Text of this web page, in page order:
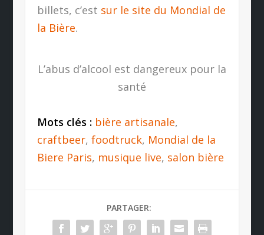
billets, c’est sur le site du Mondial de
la Bière.
L’abus d’alcool est dangereux pour la
santé
Mots clés : bière artisanale,
craftbeer, foodtruck, Mondial de la
Biere Paris, musique live, salon bière
PARTAGER: